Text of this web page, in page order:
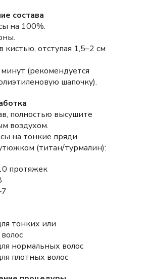
состава
на 100%.
кистью, отступая 1,5–2 см
(рекомендуется
шапочку).
полностью высушите
воздухом.
на тонкие пряди.
(титан/турмалин):
протяжек
тонких или
нормальных волос
плотных волос